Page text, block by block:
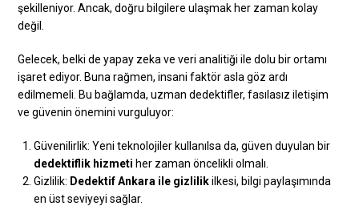
şekilleniyor. Ancak, doğru bilgilere ulaşmak her zaman kolay
değil.
Gelecek, belki de yapay zeka ve veri analitiği ile dolu bir ortamı
işaret ediyor. Buna rağmen, insani faktör asla göz ardı
edilmemeli. Bu bağlamda, uzman dedektifler, fasılasız iletişim
ve güvenin önemini vurguluyor:
Güvenilirlik: Yeni teknolojiler kullanılsa da, güven duyulan bir
dedektiflik hizmeti her zaman öncelikli olmalı.
Gizlilik: Dedektif Ankara ile gizlilikilkesi, bilgi paylaşımında
en üst seviyeyi sağlar.